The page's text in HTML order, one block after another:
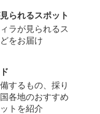
られるスポット
ラが見られるス
をお届け
するもの、採り
各地のおすすめ
トを紹介